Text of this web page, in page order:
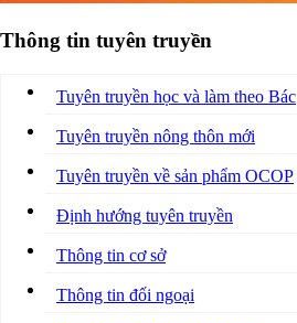
Thông tin tuyên truyền
Tuyên truyền học và làm theo Bác
Tuyên truyền nông thôn mới
Tuyên truyền về sản phẩm OCOP
Định hướng tuyên truyền
Thông tin cơ sở
Thông tin đối ngoại